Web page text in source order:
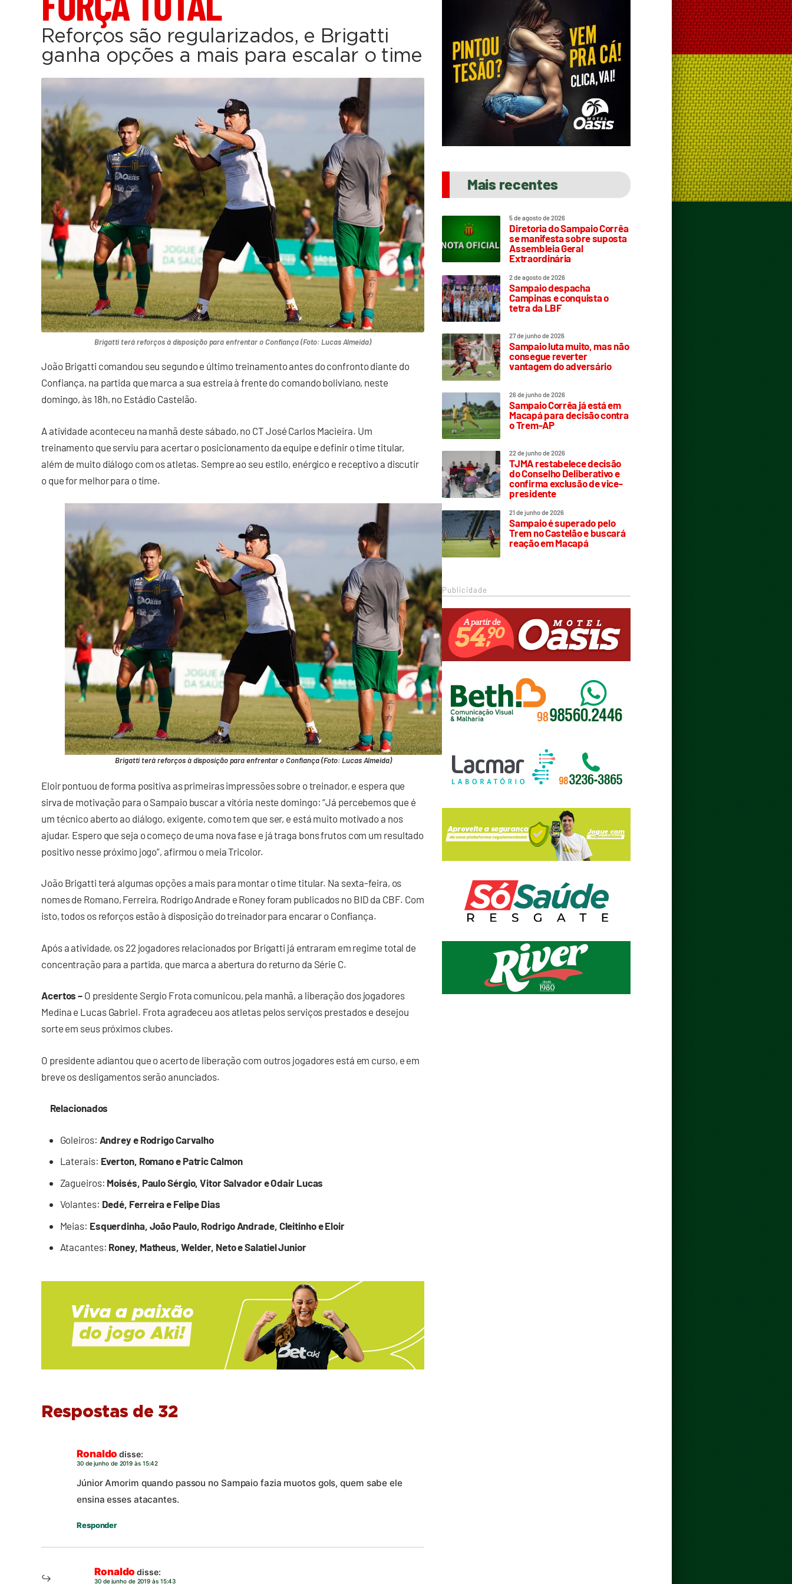
Reforços são regularizados, e Brigatti
ganha opções a mais para escalar o time
Brigatti terá reforços à disposição para enfrentar o Confiança (Foto: Lucas Almeida)
João Brigatti comandou seu segundo e último treinamento antes do confronto diante do
Confiança, na partida que marca a sua estreia à frente do comando boliviano, neste
domingo, às 18h, no Estádio Castelão.
A atividade aconteceu na manhã deste sábado, no CT José Carlos Macieira. Um
treinamento que serviu para acertar o posicionamento da equipe e definir o time titular,
além de muito diálogo com os atletas. Sempre ao seu estilo, enérgico e receptivo a discutir
o que for melhor para o time.
Brigatti terá reforços à disposição para enfrentar o Confiança (Foto: Lucas Almeida)
Eloir pontuou de forma positiva as primeiras impressões sobre o treinador, e espera que
sirva de motivação para o Sampaio buscar a vitória neste domingo: “Já percebemos que é
um técnico aberto ao diálogo, exigente, como tem que ser, e está muito motivado a nos
ajudar. Espero que seja o começo de uma nova fase e já traga bons frutos com um resultado
positivo nesse próximo jogo”, afirmou o meia Tricolor.
João Brigatti terá algumas opções a mais para montar o time titular. Na sexta-feira, os
nomes de Romano, Ferreira, Rodrigo Andrade e Roney foram publicados no BID da CBF. Com
isto, todos os reforços estão à disposição do treinador para encarar o Confiança.
Após a atividade, os 22 jogadores relacionados por Brigatti já entraram em regime total de
concentração para a partida, que marca a abertura do returno da Série C.
Acertos – O presidente Sergio Frota comunicou, pela manhã, a liberação dos jogadores
Medina e Lucas Gabriel. Frota agradeceu aos atletas pelos serviços prestados e desejou
sorte em seus próximos clubes.
O presidente adiantou que o acerto de liberação com outros jogadores está em curso, e em
breve os desligamentos serão anunciados.
Relacionados
Goleiros: Andrey e Rodrigo Carvalho
Laterais: Everton, Romano e Patric Calmon
Zagueiros: Moisés, Paulo Sérgio, Vitor Salvador e Odair Lucas
Volantes: Dedé, Ferreira e Felipe Dias
Meias: Esquerdinha, João Paulo, Rodrigo Andrade, Cleitinho e Eloir
Atacantes: Roney, Matheus, Welder, Neto e Salatiel Junior
Respostas de 32
Ronaldo disse:
30 de junho de 2019 às 15:42
Júnior Amorim quando passou no Sampaio fazia muotos gols, quem sabe ele
ensina esses atacantes.
Responder
Ronaldo disse:
30 de junho de 2019 às 15:43
Mais recentes
5 de agosto de 2026
Diretoria do Sampaio Corrêa
se manifesta sobre suposta
Assembleia Geral
Extraordinária
2 de agosto de 2026
Sampaio despacha
Campinas e conquista o
tetra da LBF
27 de junho de 2026
Sampaio luta muito, mas não
consegue reverter
vantagem do adversário
26 de junho de 2026
Sampaio Corrêa já está em
Macapá para decisão contra
o Trem-AP
22 de junho de 2026
TJMA restabelece decisão
do Conselho Deliberativo e
confirma exclusão de vice-
presidente
21 de junho de 2026
Sampaio é superado pelo
Trem no Castelão e buscará
reação em Macapá
Publicidade